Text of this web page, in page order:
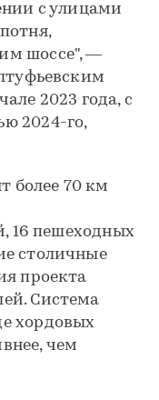
с улицами
шоссе", —
2023 года, с
2024-го,
более 70 км
16 пешеходных
столичные
проекта
Система
хордовых
чем